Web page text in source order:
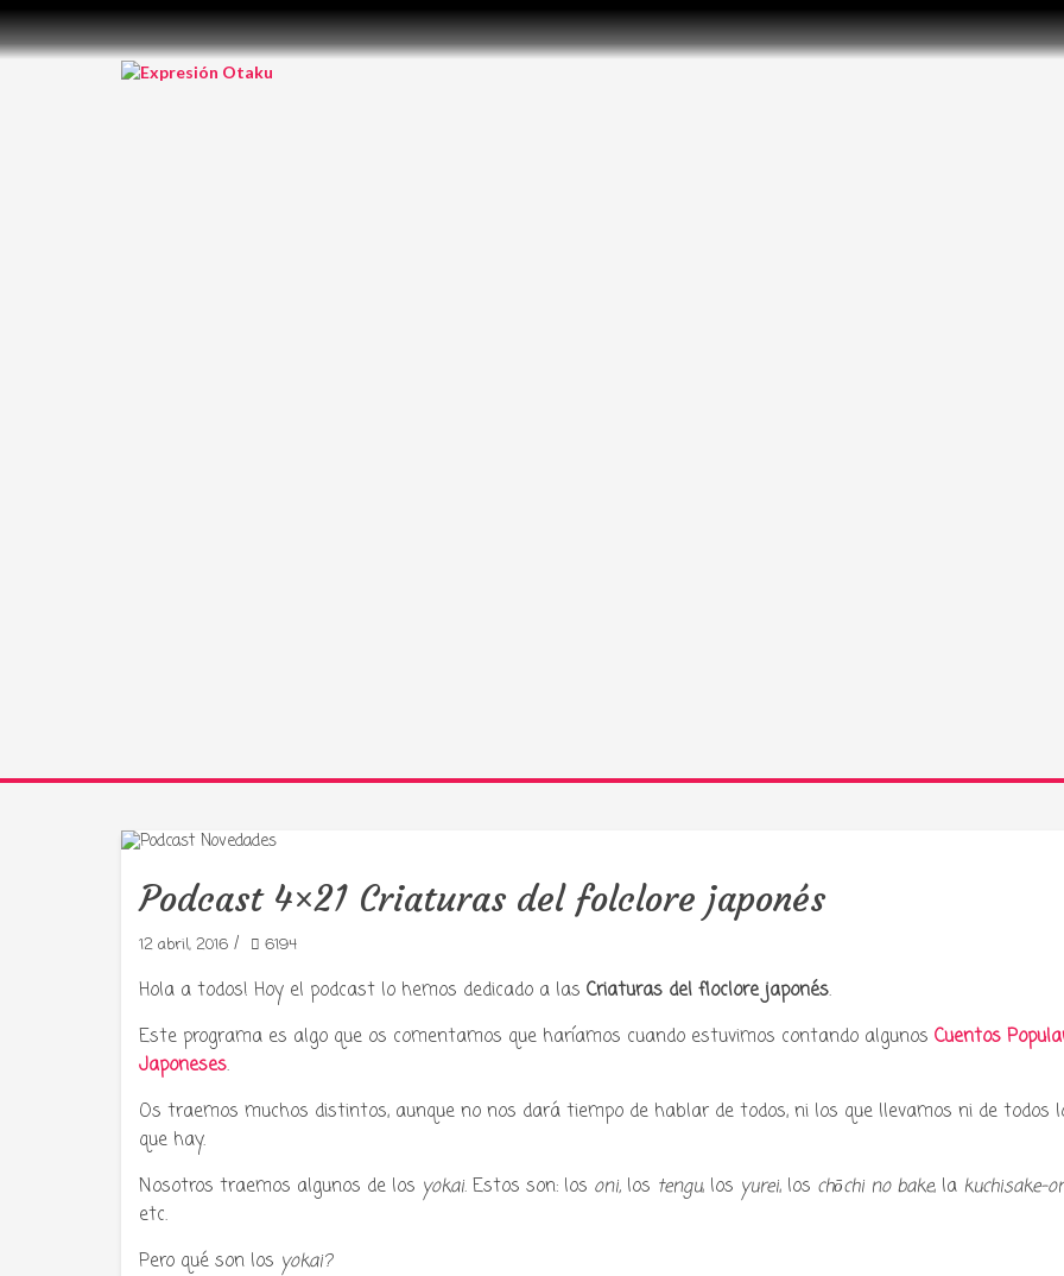
Tu radio y podcast sobre
Podcast 4×21 Criaturas del folclore japonés
12 abril, 2016 / 6194
Hola a todos! Hoy el podcast lo hemos dedicado a las Criaturas del floclore japonés.
Este programa es algo que os comentamos que haríamos cuando estuvimos contando algunos Cuentos
Japoneses.
Os traemos muchos distintos, aunque no nos dará tiempo de hablar de todos, ni los que llevamos ni de todos
que hay.
Nosotros traemos algunos de los yokai. Estos son: los oni, los tengu, los yurei, los chōchi no bake, la kuchisake-
etc.
Pero qué son los yokai?